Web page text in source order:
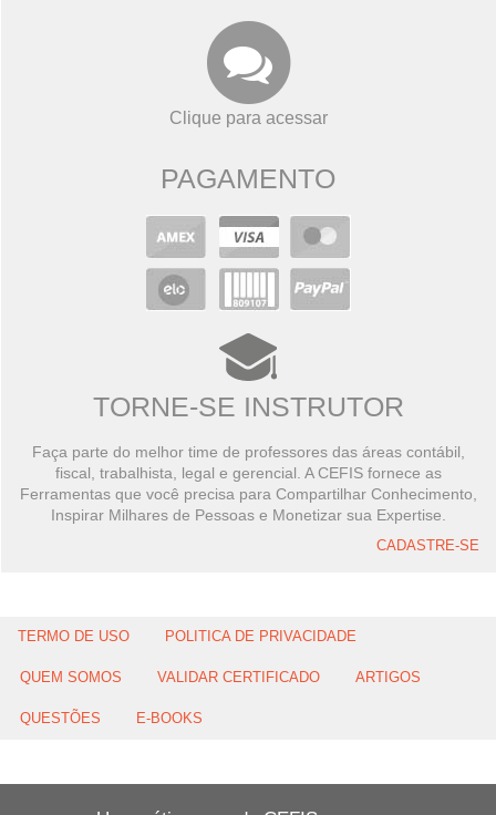
Clique para acessar
PAGAMENTO
TORNE-SE INSTRUTOR
Faça parte do melhor time de professores das áreas contábil,
fiscal, trabalhista, legal e gerencial. A CEFIS fornece as
Ferramentas que você precisa para Compartilhar Conhecimento,
Inspirar Milhares de Pessoas e Monetizar sua Expertise.
CADASTRE-SE
TERMO DE USO POLITICA DE PRIVACIDADE
QUEM SOMOS VALIDAR CERTIFICADO ARTIGOS
QUESTÕES E-BOOKS